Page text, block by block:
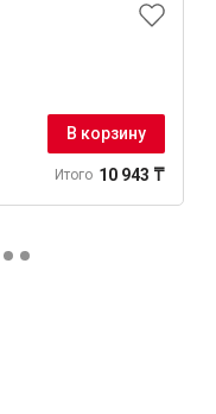
В корзину
Итого 10 943 ₸